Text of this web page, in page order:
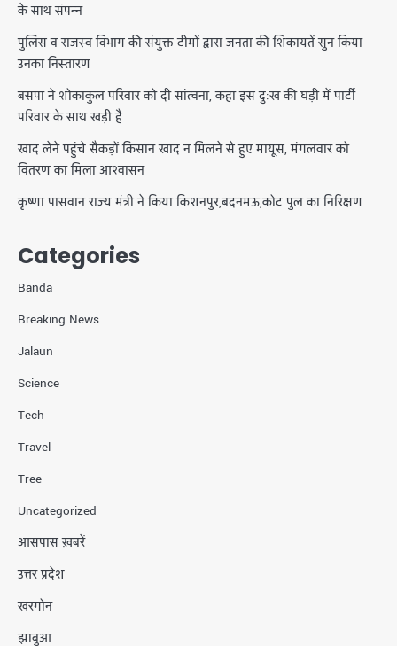
के साथ संपन्न
पुलिस व राजस्व विभाग की संयुक्त टीमों द्वारा जनता की शिकायतें सुन किया
उनका निस्तारण
बसपा ने शोकाकुल परिवार को दी सांत्वना, कहा इस दुःख की घड़ी में पार्टी
परिवार के साथ खड़ी है
खाद लेने पहुंचे सैकड़ों किसान खाद न मिलने से हुए मायूस, मंगलवार को
वितरण का मिला आश्वासन
कृष्णा पासवान राज्य मंत्री ने किया किशनपुर,बदनमऊ,कोट पुल का निरिक्षण
Categories
Banda
Breaking News
Jalaun
Science
Tech
Travel
Tree
Uncategorized
आसपास ख़बरें
उत्तर प्रदेश
खरगोन
झाबुआ